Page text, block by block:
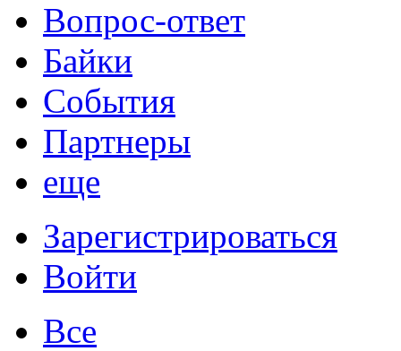
Вопрос-ответ
Байки
События
Партнеры
еще
Зарегистрироваться
Войти
Все